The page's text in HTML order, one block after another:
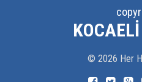
© 2026 Her